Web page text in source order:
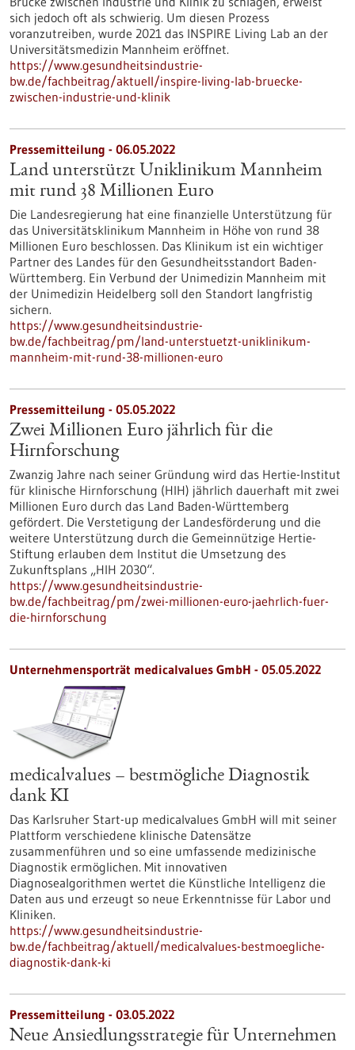
sich jedoch oft als schwierig. Um diesen Prozess
voranzutreiben, wurde 2021 das INSPIRE Living Lab an der
Universitätsmedizin Mannheim eröffnet.
https://www.gesundheitsindustrie-
bw.de/fachbeitrag/aktuell/inspire-living-lab-bruecke-
zwischen-industrie-und-klinik
Pressemitteilung - 06.05.2022
Land unterstützt Uniklinikum Mannheim
mit rund 38 Millionen Euro
Die Landesregierung hat eine finanzielle Unterstützung für
das Universitätsklinikum Mannheim in Höhe von rund 38
Millionen Euro beschlossen. Das Klinikum ist ein wichtiger
Partner des Landes für den Gesundheitsstandort Baden-
Württemberg. Ein Verbund der Unimedizin Mannheim mit
der Unimedizin Heidelberg soll den Standort langfristig
sichern.
https://www.gesundheitsindustrie-
bw.de/fachbeitrag/pm/land-unterstuetzt-uniklinikum-
mannheim-mit-rund-38-millionen-euro
Pressemitteilung - 05.05.2022
Zwei Millionen Euro jährlich für die
Hirnforschung
Zwanzig Jahre nach seiner Gründung wird das Hertie-Institut
für klinische Hirnforschung (HIH) jährlich dauerhaft mit zwei
Millionen Euro durch das Land Baden-Württemberg
gefördert. Die Verstetigung der Landesförderung und die
weitere Unterstützung durch die Gemeinnützige Hertie-
Stiftung erlauben dem Institut die Umsetzung des
Zukunftsplans „HIH 2030“.
https://www.gesundheitsindustrie-
bw.de/fachbeitrag/pm/zwei-millionen-euro-jaehrlich-fuer-
die-hirnforschung
Unternehmensporträt medicalvalues GmbH - 05.05.2022
medicalvalues – bestmögliche Diagnostik
dank KI
Das Karlsruher Start-up medicalvalues GmbH will mit seiner
Plattform verschiedene klinische Datensätze
zusammenführen und so eine umfassende medizinische
Diagnostik ermöglichen. Mit innovativen
Diagnosealgorithmen wertet die Künstliche Intelligenz die
Daten aus und erzeugt so neue Erkenntnisse für Labor und
Kliniken.
https://www.gesundheitsindustrie-
bw.de/fachbeitrag/aktuell/medicalvalues-bestmoegliche-
diagnostik-dank-ki
Pressemitteilung - 03.05.2022
Neue Ansiedlungsstrategie für Unternehmen